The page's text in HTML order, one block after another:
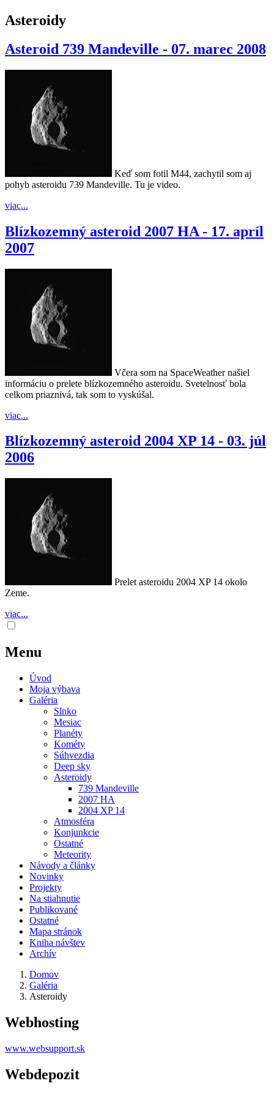
Asteroidy
Asteroid 739 Mandeville - 07. marec 2008
Keď som fotil M44, zachytil som aj
pohyb asteroidu 739 Mandeville. Tu je video.
viac...
Blízkozemný asteroid 2007 HA - 17. apríl
2007
Včera som na SpaceWeather našiel
informáciu o prelete blízkozemného asteroidu. Svetelnosť bola
celkom priaznivá, tak som to vyskúšal.
viac...
Blízkozemný asteroid 2004 XP 14 - 03. júl
2006
Prelet asteroidu 2004 XP 14 okolo
Zeme.
viac...
Menu
Úvod
Moja výbava
Galéria
Slnko
Mesiac
Planéty
Kométy
Súhvezdia
Deep sky
Asteroidy
739 Mandeville
2007 HA
2004 XP 14
Atmosféra
Konjunkcie
Ostatné
Meteority
Návody a články
Novinky
Projekty
Na stiahnutie
Publikované
Ostatné
Mapa stránok
Kniha návštev
Archív
Domov
Galéria
Asteroidy
Webhosting
www.websupport.sk
Webdepozit